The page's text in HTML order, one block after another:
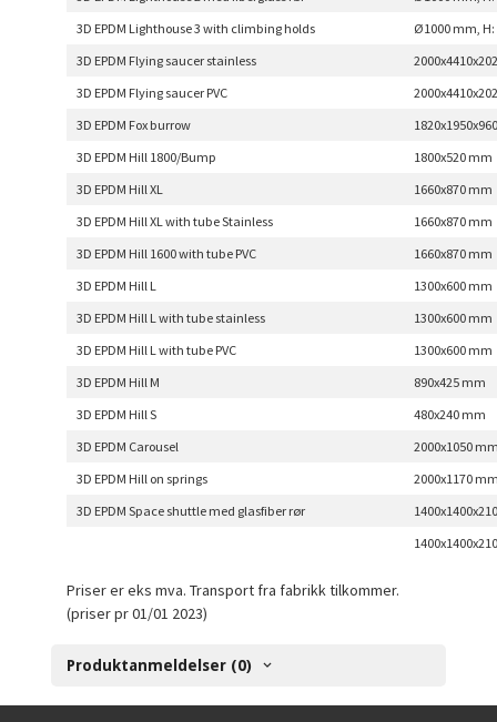
3D EPDM Lighthouse 3 with climbing holds
Ø1000 mm,
3D EPDM Flying saucer stainless
3D EPDM Flying saucer PVC
3D EPDM Fox burrow
3D EPDM Hill 1800/Bump
1800x520 mm
3D EPDM Hill XL
1660x870 mm
3D EPDM Hill XL with tube Stainless
1660x870 mm
3D EPDM Hill 1600 with tube PVC
1660x870 mm
3D EPDM Hill L
1300x600 mm
3D EPDM Hill L with tube stainless
1300x600 mm
3D EPDM Hill L with tube PVC
1300x600 mm
3D EPDM Hill M
890x425 mm
3D EPDM Hill S
480x240 mm
3D EPDM Carousel
2000x1050
3D EPDM Hill on springs
2000x1170
3D EPDM Space shuttle med glasfiber rør
Priser er eks mva. Transport fra fabrikk tilkommer.
(priser pr 01/01 2023)
Produktanmeldelser (0)